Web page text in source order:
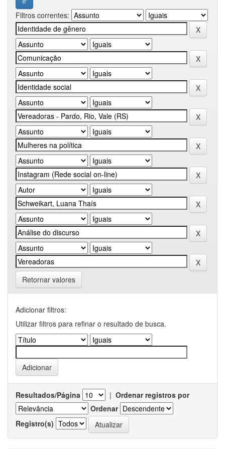
Filtros correntes:
Retornar valores
Adicionar filtros:
Utilizar filtros para refinar o resultado de busca.
Resultados/Página | Ordenar registros por
Ordenar
Registro(s)